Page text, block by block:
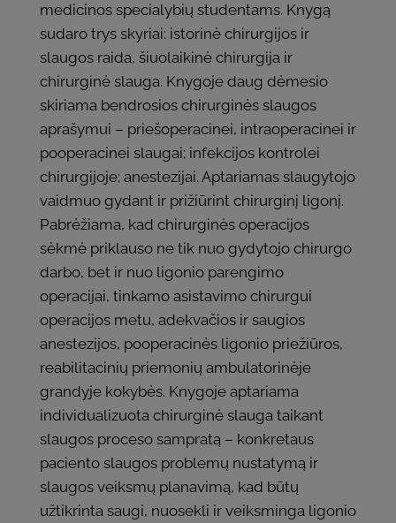
medicinos specialybių studentams. Knygą
sudaro trys skyriai: istorinė chirurgijos ir
slaugos raida, šiuolaikinė chirurgija ir
chirurginė slauga. Knygoje daug dėmesio
skiriama bendrosios chirurginės slaugos
aprašymui – priešoperacinei, intraoperacinei ir
pooperacinei slaugai; infekcijos kontrolei
chirurgijoje; anestezijai. Aptariamas slaugytojo
vaidmuo gydant ir prižiūrint chirurginį ligonį.
Pabrėžiama, kad chirurginės operacijos
sėkmė priklauso ne tik nuo gydytojo chirurgo
darbo, bet ir nuo ligonio parengimo
operacijai, tinkamo asistavimo chirurgui
operacijos metu, adekvačios ir saugios
anestezijos, pooperacinės ligonio priežiūros,
reabilitacinių priemonių ambulatorinėje
grandyje kokybės. Knygoje aptariama
individualizuota chirurginė slauga taikant
slaugos proceso sampratą – konkretaus
paciento slaugos problemų nustatymą ir
slaugos veiksmų planavimą, kad būtų
užtikrinta saugi, nuosekli ir veiksminga ligonio